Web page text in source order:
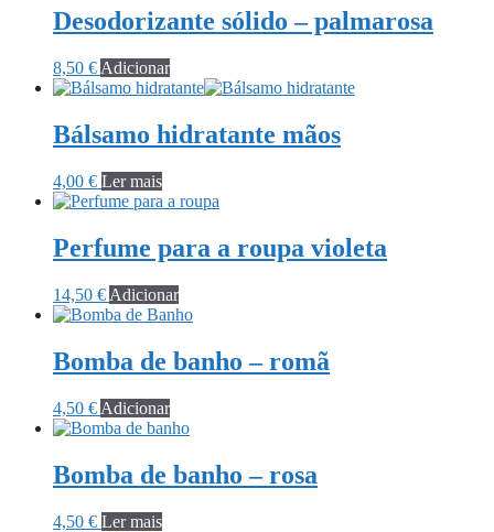
Desodorizante sólido – palmarosa
8,50 € Adicionar
Bálsamo hidratante mãos
4,00 € Ler mais
Perfume para a roupa violeta
14,50 € Adicionar
Bomba de banho – romã
4,50 € Adicionar
Bomba de banho – rosa
4,50 € Ler mais